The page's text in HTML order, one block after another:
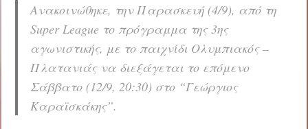
Ανακοινώθηκε, την Παρασκευή (4/9), από τη
Super League το πρόγραμμα της 3ης
αγωνιστικής, με το παιχνίδι Ολυμπιακός –
Πλατανιάς να διεξάγεται το επόμενο
Σάββατο (12/9, 20:30) στο “Γεώργιος
Καραϊσκάκης”.